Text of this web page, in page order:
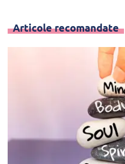
Articole recomandate